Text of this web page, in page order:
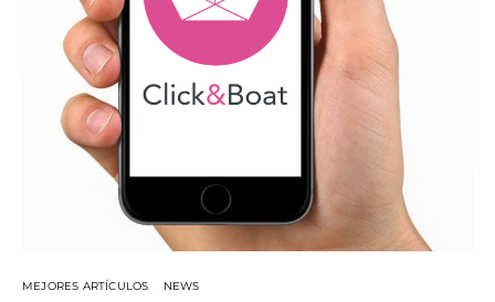
MEJORES ARTÍCULOS NEWS